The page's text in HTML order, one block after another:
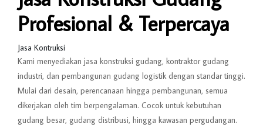
Profesional & Terpercaya
Jasa Kontruksi
Kami menyediakan jasa konstruksi gudang, kontraktor gudang
industri, dan pembangunan gudang logistik dengan standar tinggi.
Mulai dari desain, perencanaan hingga pembangunan, semua
dikerjakan oleh tim berpengalaman. Cocok untuk kebutuhan
gudang besar, gudang distribusi, hingga kawasan pergudangan.